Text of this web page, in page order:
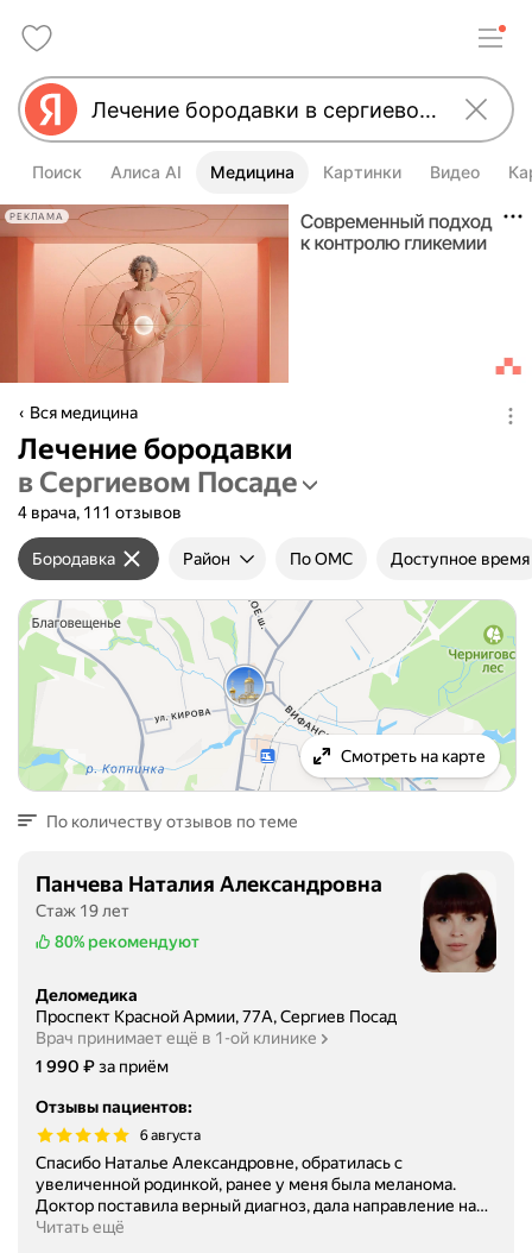
Поиск Алиса AI Медицина Картинки Видео
РЕКЛАМА
Вся медицина
Лечение бородавки
в Сергиевом Посаде
4 врача, 111 отзывов
Бородавка Район По ОМС Доступное время
Смотреть на карте
По количеству отзывов по теме
Панчева Наталия Александровна
Стаж 19 лет
80% рекомендуют
Деломедика
Проспект Красной Армии, 77А, Сергиев Посад
Врач принимает ещё в 1-ой клинике
Цена
1990
1 990 ₽за приём
Отзывы пациентов:
6 августа
Спасибо Наталье Александровне, обратилась с
увеличенной родинкой, ранее у меня была меланома.
Доктор поставила верный диагноз, дала направление на…
Читать ещё